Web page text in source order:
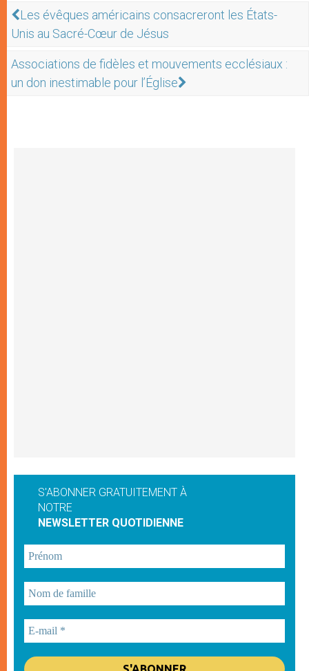
Les évêques américains consacreront les États-
Unis au Sacré-Cœur de Jésus
Associations de fidèles et mouvements ecclésiaux :
un don inestimable pour l’Église
S'ABONNER GRATUITEMENT À
NOTRE
NEWSLETTER QUOTIDIENNE